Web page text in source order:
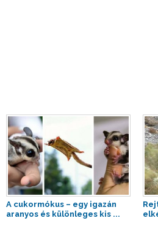
A cukormókus – egy igazán
aranyos és különleges kis ...